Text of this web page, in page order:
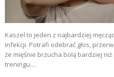
Kaszel to jeden z najbardziej
infekcji. Potrafi odebrać głos,
że mięśnie brzucha bolą bardziej
treningu....